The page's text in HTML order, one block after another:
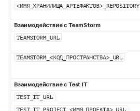
<ИМЯ_ХРАНИЛИЩА_АРТЕФАКТОВ>_REPOSITORY
Взаимодействие с TeamStorm
TEAMSTORM_URL
TEAMSTORM_<КОД_ПРОСТРАНСТВА>_URL
Взаимодействие с Test IT
TEST_IT_URL